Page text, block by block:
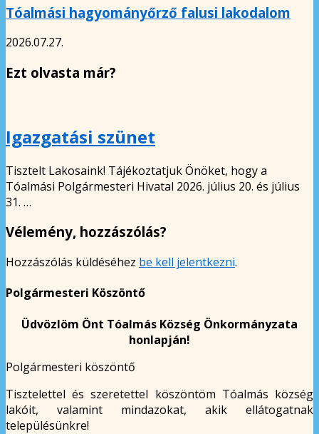
Tóalmási hagyományőrző falusi lakodalom
2026.07.27.
Ezt olvasta már?
Igazgatási szünet
Tisztelt Lakosaink! Tájékoztatjuk Önöket, hogy a
Tóalmási Polgármesteri Hivatal 2026. július 20. és július
31. …
Vélemény, hozzászólás?
Hozzászólás küldéséhez be kell jelentkezni.
Polgármesteri Köszöntő
Üdvözlöm Önt Tóalmás Község Önkormányzata
honlapján!
Polgármesteri köszöntő
Tisztelettel és szeretettel köszöntöm Tóalmás község
lakóit, valamint mindazokat, akik ellátogatnak
településünkre!